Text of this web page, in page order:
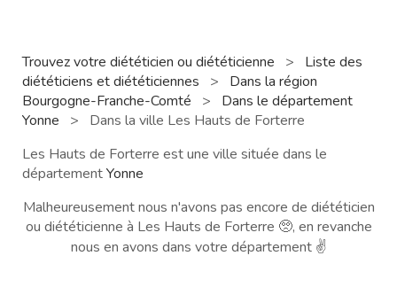
Trouvez votre diététicien ou diététicienne >
Liste des
diététiciens et diététiciennes
>
Dans la région
Bourgogne-Franche-Comté
>
Dans le département
Yonne
>
Dans la ville Les Hauts de Forterre
Les Hauts de Forterre est une ville située dans le
départementYonne
Malheureusement nous n'avons pas encore de diététicien
ou diététicienne à Les Hauts de Forterre 🥺, en revanche
nous en avons dans votre département ✌️